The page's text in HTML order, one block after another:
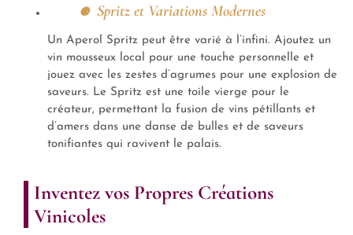
Spritz et Variations Modernes
Un Aperol Spritz peut être varié à l’infini. Ajoutez un
vin mousseux local pour une touche personnelle et
jouez avec les zestes d’agrumes pour une explosion de
saveurs. Le Spritz est une toile vierge pour le
créateur, permettant la fusion de vins pétillants et
d’amers dans une danse de bulles et de saveurs
tonifiantes qui ravivent le palais.
Inventez vos Propres Créations
Vinicoles